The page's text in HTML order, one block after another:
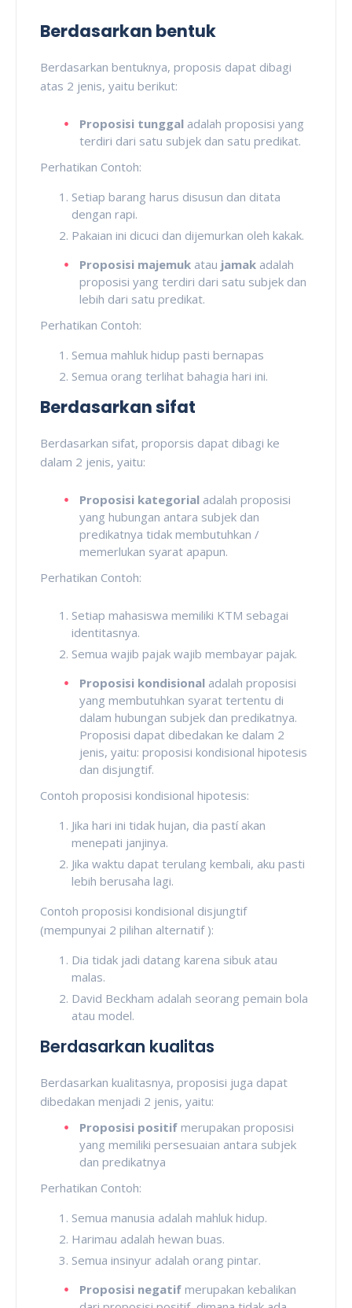
Berdasarkan bentuk
Berdasarkan bentuknya, proposis dapat dibagi
atas 2 jenis, yaitu berikut:
Proposisi tunggal adalah proposisi yang
terdiri dari satu subjek dan satu predikat.
Perhatikan Contoh:
Setiap barang harus disusun dan ditata
dengan rapi.
Pakaian ini dicuci dan dijemurkan oleh kakak.
Proposisi majemuk atau jamak adalah
proposisi yang terdiri dari satu subjek dan
lebih dari satu predikat.
Perhatikan Contoh:
Semua mahluk hidup pasti bernapas
Semua orang terlihat bahagia hari ini.
Berdasarkan sifat
Berdasarkan sifat, proporsis dapat dibagi ke
dalam 2 jenis, yaitu:
Proposisi kategorial adalah proposisi
yang hubungan antara subjek dan
predikatnya tidak membutuhkan /
memerlukan syarat apapun.
Perhatikan Contoh:
Setiap mahasiswa memiliki KTM sebagai
identitasnya.
Semua wajib pajak wajib membayar pajak.
Proposisi kondisional adalah proposisi
yang membutuhkan syarat tertentu di
dalam hubungan subjek dan predikatnya.
Proposisi dapat dibedakan ke dalam 2
jenis, yaitu: proposisi kondisional hipotesis
dan disjungtif.
Contoh proposisi kondisional hipotesis:
Jika hari ini tidak hujan, dia pastí akan
menepati janjinya.
Jika waktu dapat terulang kembali, aku pasti
lebih berusaha lagi.
Contoh proposisi kondisional disjungtif
(mempunyai 2 pilihan alternatif ):
Dia tidak jadi datang karena sibuk atau
malas.
David Beckham adalah seorang pemain bola
atau model.
Berdasarkan kualitas
Berdasarkan kualitasnya, proposisi juga dapat
dibedakan menjadi 2 jenis, yaitu:
Proposisi positif merupakan proposisi
yang memiliki persesuaian antara subjek
dan predikatnya
Perhatikan Contoh:
Semua manusia adalah mahluk hidup.
Harimau adalah hewan buas.
Semua insinyur adalah orang pintar.
Proposisi negatif merupakan kebalikan